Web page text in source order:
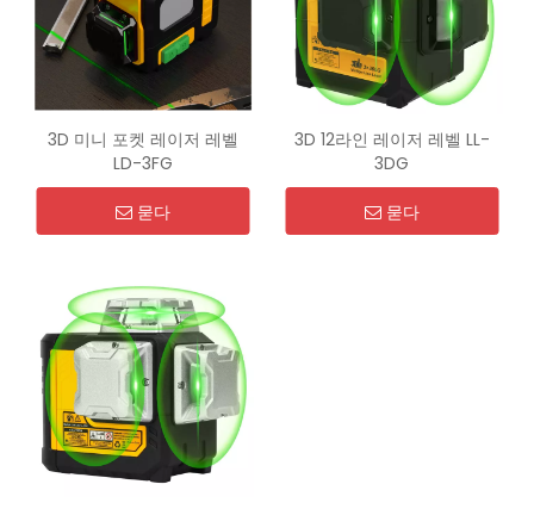
3D 미니 포켓 레이저 레벨
LD-3FG
묻다
3D 12라인 레이저 레벨 LL-
3DG
묻다